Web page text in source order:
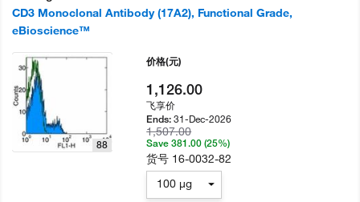
CD3 Monoclonal Antibody (17A2), Functional Grade,
eBioscience™
88
价格(元)
1,126.00
飞享价
Ends:31-Dec-2026
1,507.00
Save 381.00 (25%)
货号 16-0032-82
100 µg